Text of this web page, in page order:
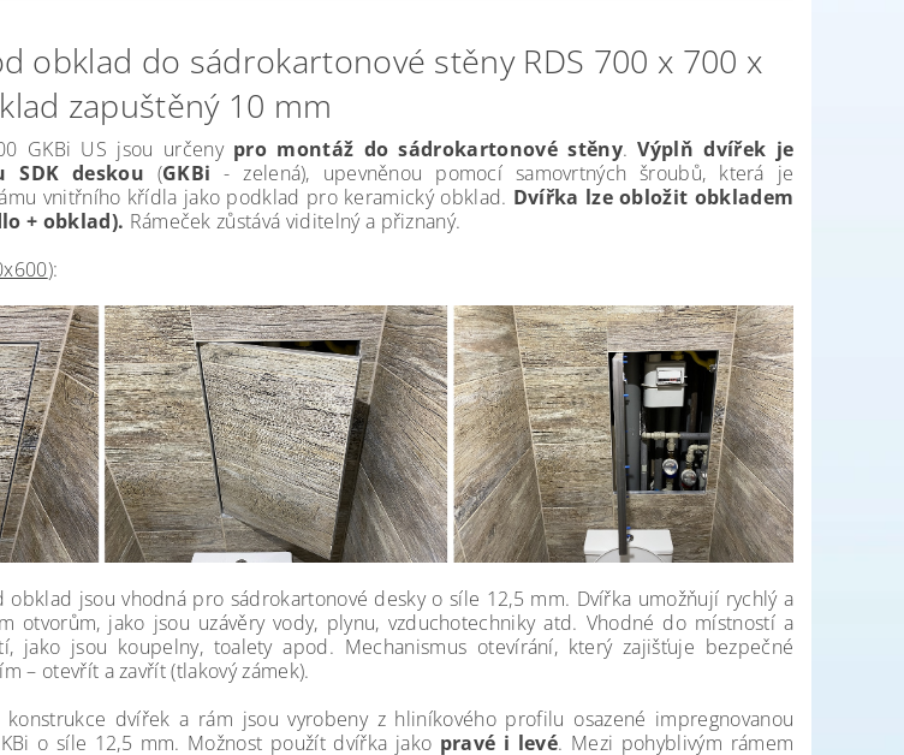
obklad do sádrokartonové stěny RDS 700 x 700 x
zapuštěný 10 mm
GKBi US jsou určeny pro montáž do sádrokartonové stěny.Výplň dvířek je
SDK deskou (GKBi - zelená), upevněnou pomocí samovrtných šroubů, která je
vnitřního křídla jako podklad pro keramický obklad. Dvířka lze obložit obkladem
+ obklad). Rámeček zůstává viditelný a přiznaný.
):
obklad jsou vhodná pro sádrokartonové desky o síle 12,5 mm. Dvířka umožňují rychlý a
otvorům, jako jsou uzávěry vody, plynu, vzduchotechniky atd. Vhodné do místností a
jako jsou koupelny, toalety apod. Mechanismus otevírání, který zajišťuje bezpečné
– otevřít a zavřít (tlakový zámek).
konstrukce dvířek a rám jsou vyrobeny z hliníkového profilu osazené impregnovanou
o síle 12,5 mm. Možnost použít dvířka jako pravé i levé. Mezi pohyblivým rámem